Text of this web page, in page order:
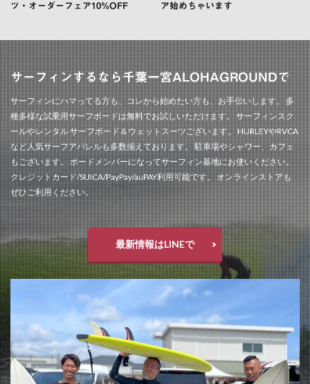
ツ・オーダーフェア10%OFF
ア始めちゃいます
サーフィンするなら千葉一宮ALOHAGROUNDで
サーフィンにハマってる方も、コレから始めたい方も、お手伝いします。 多
種多様な試乗用サーフボードは無料でお試しいただけます。 サーフィンスク
ールやレンタル サーフボード＆ウェットスーツございます。 HURLEYやRVCA
など人気サーフアパレルも多数揃えております。 駐車場やシャワー、カフェ
もございます。 ボードメンバーになってサーフィン基地にお使いください。
クレジットカード/SUICA/PayPay/auPAY利用可能です。 オンラインストアも
ぜひご利用ください。
最新情報はLINEで